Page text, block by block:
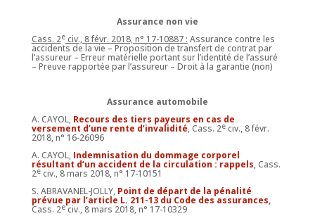
Assurance non vie
Cass. 2eciv., 8 févr. 2018, n° 17-10887 : Assurance contre les
accidents de la vie – Proposition de transfert de contrat par
l’assureur – Erreur matérielle portant sur l’identité de l’assuré
– Preuve rapportée par l’assureur – Droit à la garantie (non)
Assurance automobile
A. CAYOL, Recours des tiers payeurs en cas de
versement d’une rente d’invalidité, Cass. 2eciv., 8 févr.
2018, n° 16-26096
A. CAYOL,Indemnisation du dommage corporel
résultant d’un accident de la circulation : rappels, Cass.
2eciv., 8 mars 2018, n° 17-10151
S. ABRAVANEL-JOLLY, Point de départ de la pénalité
prévue par l’article L. 211-13 du Code des assurances,
Cass. 2eciv., 8 mars 2018, n° 17-10329